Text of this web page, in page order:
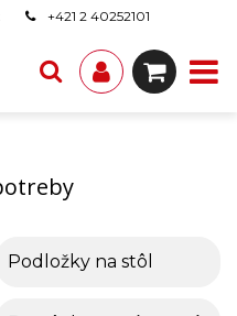
+421 2 40252101
Podložky na stôl